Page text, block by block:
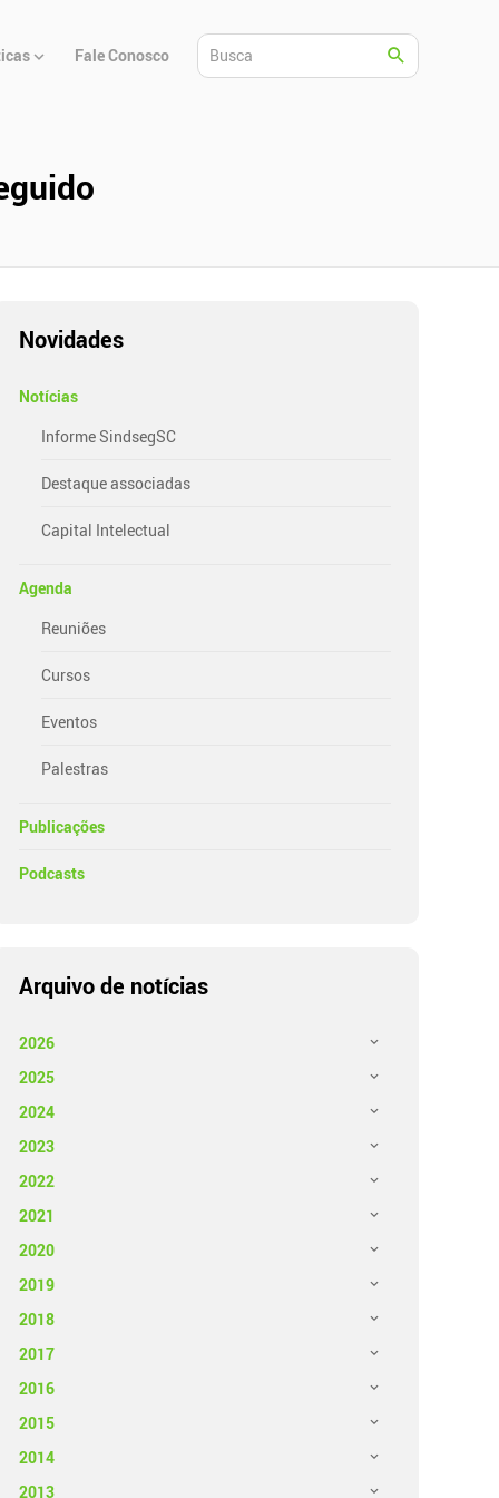
Fale Conosco
Novidades
Notícias
Informe SindsegSC
Destaque associadas
Capital Intelectual
Agenda
Reuniões
Cursos
Eventos
Palestras
Publicações
Podcasts
Arquivo de notícias
2026
2025
2024
2023
2022
2021
2020
2019
2018
2017
2016
2015
2014
2013